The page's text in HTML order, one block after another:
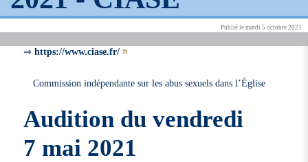
Publié le mardi 5 octobre 2021
⇒https://www.ciase.fr/
Commission indépendante sur les abus sexuels dans l’Église
Audition du vendredi
7 mai 2021